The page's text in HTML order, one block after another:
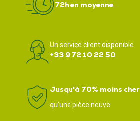
72h en moyenne
Un service client disponible
+33 9 72 10 22 50
Jusqu'à 70% moins cher
qu'une pièce neuve